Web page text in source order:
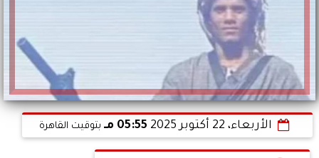
الأربعاء، 22 أكتوبر 2025 05:55 مـ بتوقيت القاهرة